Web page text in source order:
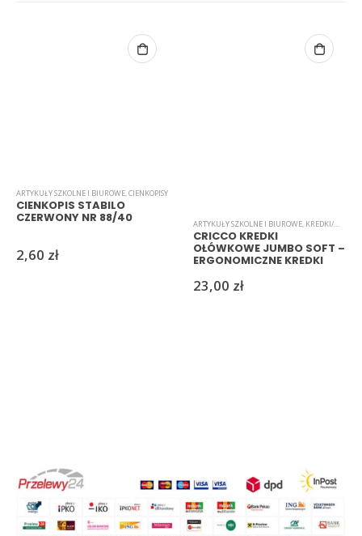
ARTYKUŁY SZKOLNE I BIUROWE,CIENKOPISY
CIENKOPIS STABILO
CZERWONY NR 88/40
2,60 zł
ARTYKUŁY SZKOLNE I BIUROWE, KREDKI/MARKERY/PISAKI
CRICCO KREDKI
OŁÓWKOWE JUMBO SOFT –
ERGONOMICZNE KREDKI
23,00 zł